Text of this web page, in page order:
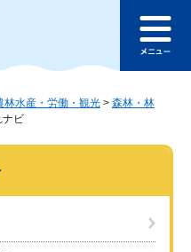
本文へ
ュ
林水産・労働・観光 > 森林・林
ナビ